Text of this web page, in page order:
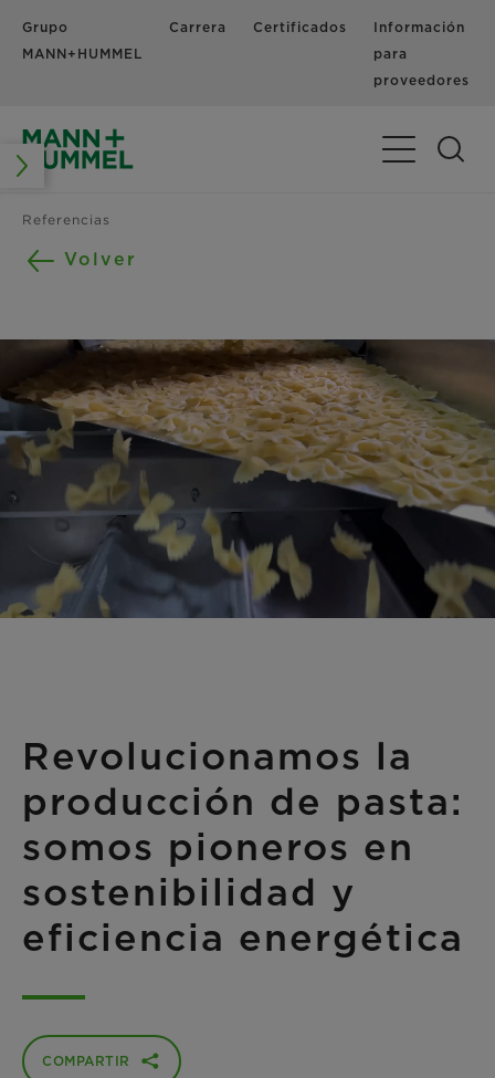
Grupo
MANN+HUMMEL
Carrera Certificados
Información
para
proveedores
Alternar
Referencias
Volver
Revolucionamos la
producción de pasta:
somos pioneros en
sostenibilidad y
eficiencia energética
COMPARTIR